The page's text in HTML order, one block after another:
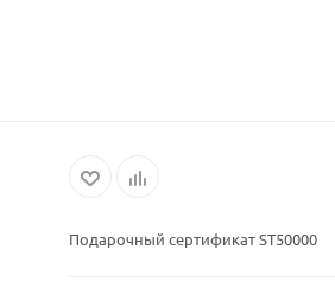
Подарочный сертификат ST50000